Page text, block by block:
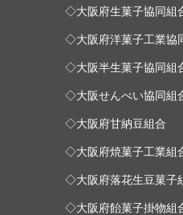
◇大阪府生菓子協同組
◇大阪府洋菓子工業協
◇大阪半生菓子協同組
◇大阪せんべい協同組
◇大阪府甘納豆組合
◇大阪府焼菓子工業組
◇大阪府落花生豆菓子
◇大阪府飴菓子掛物組